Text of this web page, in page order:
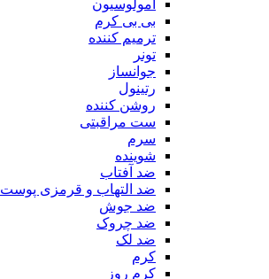
امولوسیون
بی بی کرم
ترمیم کننده
تونر
جوانساز
رتینول
روشن کننده
ست مراقبتی
سرم
شوینده
ضد آفتاب
ضد التهاب و قرمزی پوست
‌ضد جوش
ضد چروک
ضد لک
کرم
کرم روز